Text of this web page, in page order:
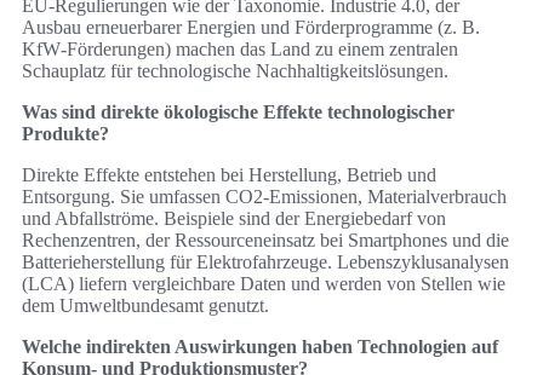
EU‑Regulierungen wie der Taxonomie. Industrie 4.0, der
Ausbau erneuerbarer Energien und Förderprogramme (z. B.
KfW‑Förderungen) machen das Land zu einem zentralen
Schauplatz für technologische Nachhaltigkeitslösungen.
Was sind direkte ökologische Effekte technologischer
Produkte?
Direkte Effekte entstehen bei Herstellung, Betrieb und
Entsorgung. Sie umfassen CO2‑Emissionen, Materialverbrauch
und Abfallströme. Beispiele sind der Energiebedarf von
Rechenzentren, der Ressourceneinsatz bei Smartphones und die
Batterieherstellung für Elektrofahrzeuge. Lebenszyklusanalysen
(LCA) liefern vergleichbare Daten und werden von Stellen wie
dem Umweltbundesamt genutzt.
Welche indirekten Auswirkungen haben Technologien auf
Konsum- und Produktionsmuster?